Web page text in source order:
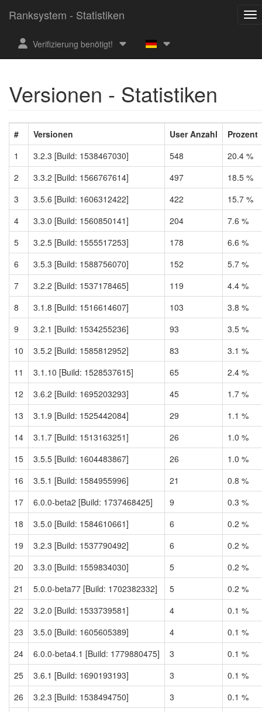
Ranksystem - Statistiken
Verifizierung benötigt!
Versionen - Statistiken
# Versionen User Anzahl
Prozent
1
3.2.3 [Build: 1538467030] 548
20.4 %
2
3.3.2 [Build: 1566767614] 497
18.5 %
3
3.5.6 [Build: 1606312422] 422
15.7 %
4
3.3.0 [Build: 1560850141] 204
7.6 %
5
3.2.5 [Build: 1555517253] 178
6.6 %
6
3.5.3 [Build: 1588756070] 152
5.7 %
7
3.2.2 [Build: 1537178465] 119
4.4 %
8
3.1.8 [Build: 1516614607] 103
3.8 %
9
3.2.1 [Build: 1534255236] 93
3.5 %
10
3.5.2 [Build: 1585812952] 83
3.1 %
11
3.1.10 [Build: 1528537615] 65
2.4 %
12
3.6.2 [Build: 1695203293] 45
1.7 %
13
3.1.9 [Build: 1525442084] 29
1.1 %
14
3.1.7 [Build: 1513163251] 26
1.0 %
15
3.5.5 [Build: 1604483867] 26
1.0 %
16
3.5.1 [Build: 1584955996] 21
0.8 %
17
6.0.0-beta2 [Build: 1737468425] 9
0.3 %
18
3.5.0 [Build: 1584610661] 6
0.2 %
19
3.2.3 [Build: 1537790492] 6
0.2 %
20
3.3.0 [Build: 1559834030] 5
0.2 %
21
5.0.0-beta77 [Build: 1702382332] 5
0.2 %
22
3.2.0 [Build: 1533739581] 4
0.1 %
23
3.5.0 [Build: 1605605389] 4
0.1 %
24
6.0.0-beta4.1 [Build: 1779880475] 3
0.1 %
25
3.6.1 [Build: 1690193193] 3
0.1 %
26
3.2.3 [Build: 1538494750] 3
0.1 %